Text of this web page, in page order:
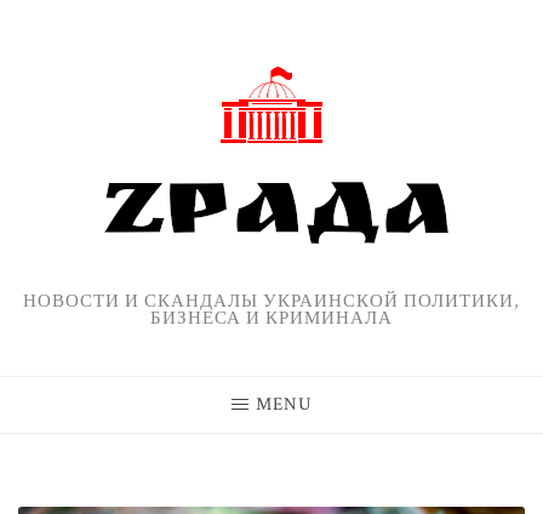
НОВОСТИ И СКАНДАЛЫ УКРАИНСКОЙ ПОЛИТИКИ,
БИЗНЕСА И КРИМИНАЛА
MENU